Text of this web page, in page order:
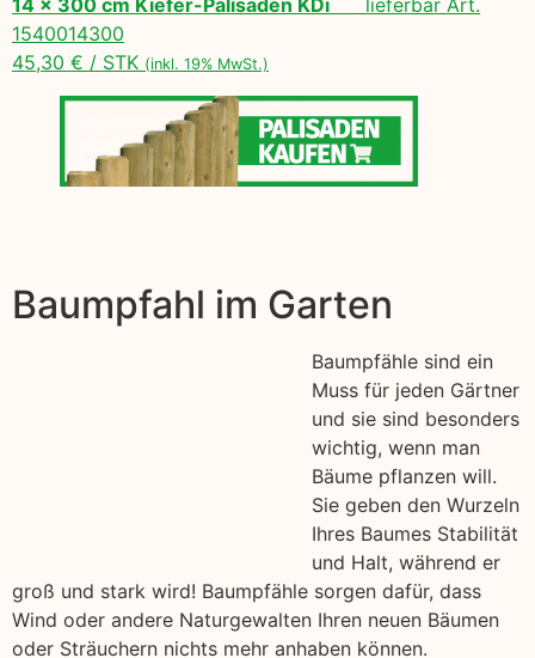
1540014300
45,30 € / STK (inkl. 19% MwSt.)
Baumpfahl im Garten
Baumpfähle sind ein
Muss für jeden Gärtner
und sie sind besonders
wichtig, wenn man
Bäume pflanzen will.
Sie geben den Wurzeln
Ihres Baumes Stabilität
und Halt, während er
groß und stark wird! Baumpfähle sorgen dafür, dass
Wind oder andere Naturgewalten Ihren neuen Bäumen
oder Sträuchern nichts mehr anhaben können.